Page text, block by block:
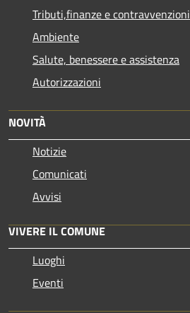
Tributi,finanze e contravvenzioni
Ambiente
Salute, benessere e assistenza
Autorizzazioni
NOVITÀ
Notizie
Comunicati
Avvisi
VIVERE IL COMUNE
Luoghi
Eventi